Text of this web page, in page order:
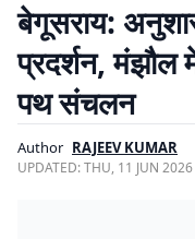
बेगूसराय:
प्रदर्शन,
पथ संचलन
Author RAJEEV KUMAR
UPDATED:THU, 11 JUN